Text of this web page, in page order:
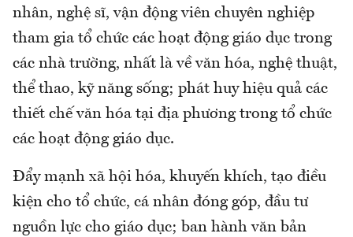
nhân, nghệ sĩ, vận động viên chuyên nghiệp
tham gia tổ chức các hoạt động giáo dục trong
các nhà trường, nhất là về văn hóa, nghệ thuật,
thể thao, kỹ năng sống; phát huy hiệu quả các
thiết chế văn hóa tại địa phương trong tổ chức
các hoạt động giáo dục.
Đẩy mạnh xã hội hóa, khuyến khích, tạo điều
kiện cho tổ chức, cá nhân đóng góp, đầu tư
nguồn lực cho giáo dục; ban hành văn bản